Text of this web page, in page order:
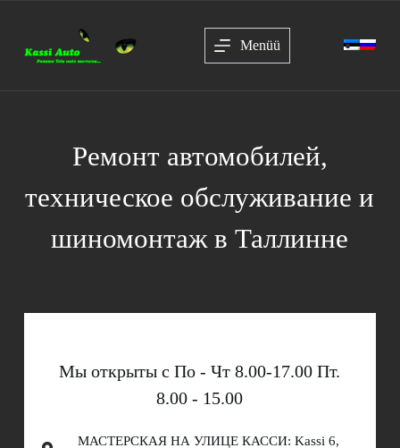
и
Menüü
Ремонт автомобилей,
техническое обслуживание и
шиномонтаж в Таллинне
Мы открыты с По - Чт 8.00-17.00 Пт.
8.00 - 15.00
МАСТЕРСКАЯ НА УЛИЦЕ КАССИ: Kassi 6,